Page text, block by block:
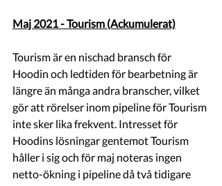
Maj 2021 - Tourism (Ackumulerat)
Tourism är en nischad bransch för
Hoodin och ledtiden för bearbetning är
längre än många andra branscher, vilket
gör att rörelser inom pipeline för Tourism
inte sker lika frekvent. Intresset för
Hoodins lösningar gentemot Tourism
håller i sig och för maj noteras ingen
netto-ökning i pipeline då två tidigare